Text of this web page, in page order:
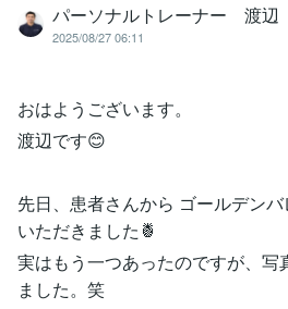
パーソナルトレーナー 渡辺
2025/08/27 06:11
おはようございます。
渡辺です😊
先日、患者さんから ゴールデン
いただきました🍍
実はもう一つあったのですが、写
ました。笑